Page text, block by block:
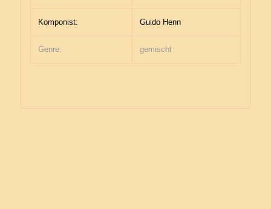
Komponist: Guido Henn
Genre: gemischt